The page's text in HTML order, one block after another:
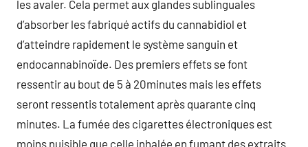
les avaler. Cela permet aux glandes sublinguales
d’absorber les fabriqué actifs du cannabidiol et
d’atteindre rapidement le système sanguin et
endocannabinoïde. Des premiers effets se font
ressentir au bout de 5 à 20minutes mais les effets
seront ressentis totalement après quarante cinq
minutes. La fumée des cigarettes électroniques est
moins nuisible que celle inhalée en fumant des extraits